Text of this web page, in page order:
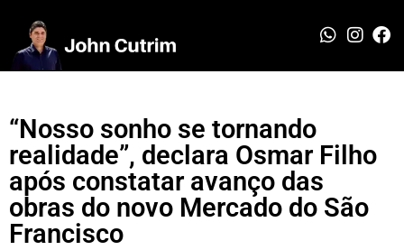
“Nosso sonho se tornando
realidade”, declara Osmar Filho
após constatar avanço das
obras do novo Mercado do São
Francisco